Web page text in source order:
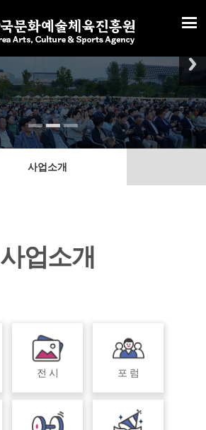
사업소개
사업소개
전 시 포 럼